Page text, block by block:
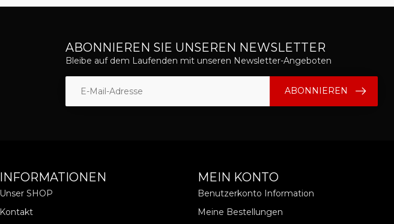
ABONNIEREN SIE UNSEREN NEWSLETTER
Bleibe auf dem Laufenden mit unseren Newsletter-Angeboten
ABONNIEREN
INFORMATIONEN
Unser SHOP
Kontakt
MEIN KONTO
Benutzerkonto Information
Meine Bestellungen